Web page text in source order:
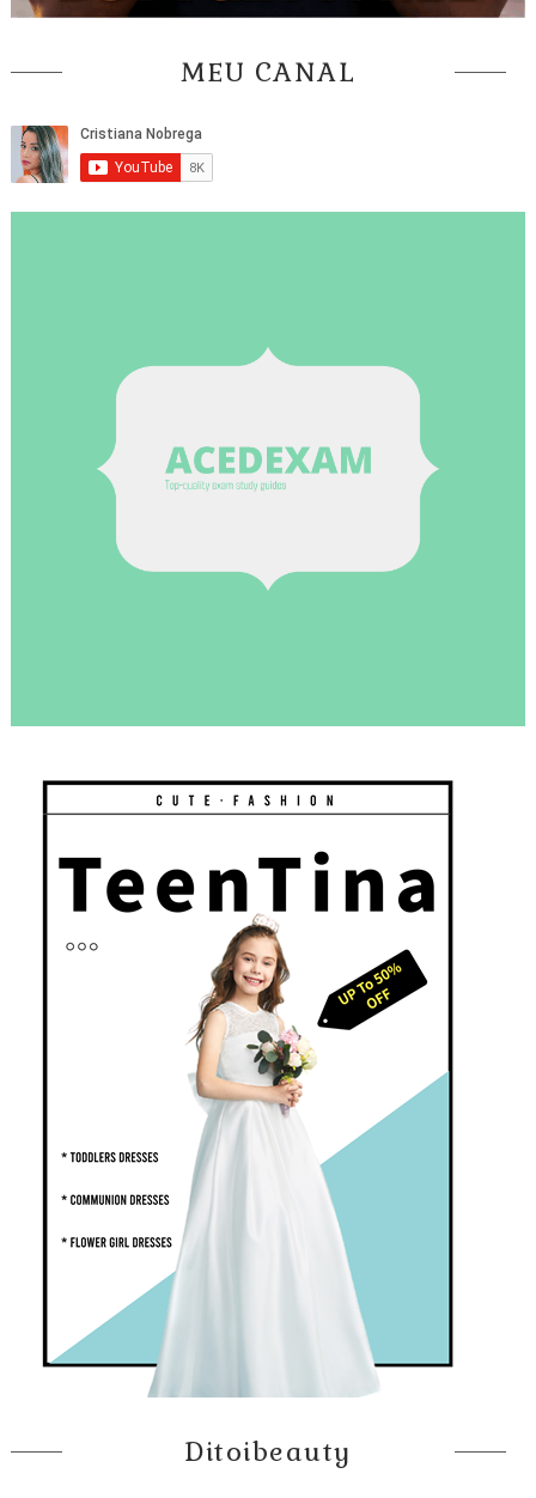
MEU CANAL
Ditoibeauty